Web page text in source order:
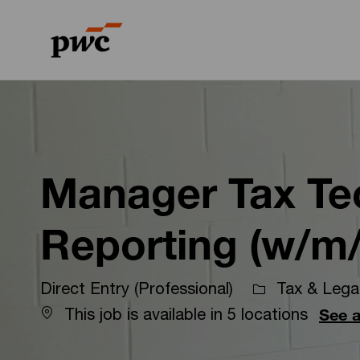
Manager Tax
Reporting (w/
Direct Entry (Professional)
Tax &
This job is available in 5 locations See